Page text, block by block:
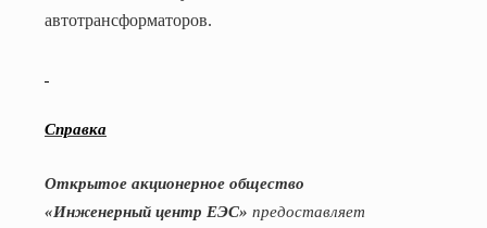
автотрансформаторов.
Справка
Открытое акционерное общество
«Инженерный центр ЕЭС» предоставляет